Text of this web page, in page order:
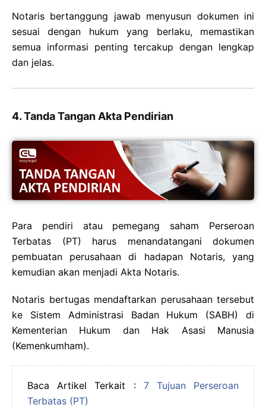
Notaris bertanggung jawab menyusun dokumen ini
sesuai dengan hukum yang berlaku, memastikan
semua informasi penting tercakup dengan lengkap
dan jelas.
4. Tanda Tangan Akta Pendirian
Para pendiri atau pemegang saham Perseroan
Terbatas (PT) harus menandatangani dokumen
pembuatan perusahaan di hadapan Notaris, yang
kemudian akan menjadi Akta Notaris.
Notaris bertugas mendaftarkan perusahaan tersebut
ke Sistem Administrasi Badan Hukum (SABH) di
Kementerian Hukum dan Hak Asasi Manusia
(Kemenkumham).
Baca Artikel Terkait : 7 Tujuan Perseroan
Terbatas (PT)